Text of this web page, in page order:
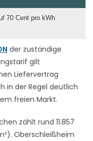
der zuständige
gilt
Liefervertrag
in der Regel deutlich
freien Markt.
zählt rund 11.857
Oberschleißheim
70 Cent pro kWh